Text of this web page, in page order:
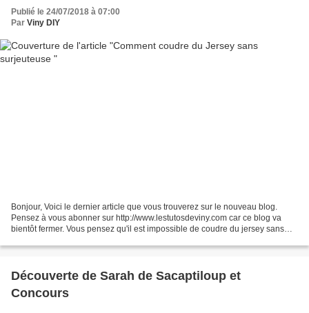
Publié le 24/07/2018 à 07:00
Par Viny DIY
Bonjour, Voici le dernier article que vous trouverez sur le nouveau blog.
Pensez à vous abonner sur http://www.lestutosdeviny.com car ce blog va
bientôt fermer. Vous pensez qu'il est impossible de coudre du jersey sans
Découverte de Sarah de Sacaptiloup et
Concours